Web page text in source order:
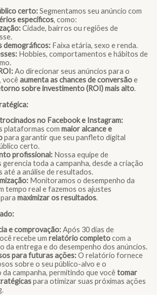
certo:Segmentamos seu anúncio com
específicos, como:
Cidade, bairros ou regiões de
demográficos: Faixa etária, sexo e renda.
Hobbies, comportamentos e hábitos de
Ao direcionar seus anúncios para o
vocêaumenta as chances de conversãoe
sobre investimento (ROI) mais alto.
no Facebook e Instagram:
plataformas com maior alcance e
para garantir que seu panfleto digital
certo.
profissional: Nossa equipe de
gerencia toda a campanha, desde a criação
até a análise de resultados.
Monitoramos o desempenho da
tempo real e fazemos os ajustes
maximizar os resultados.
e comprovação:Após 30 dias de
recebe um relatório completocom a
da entrega e do desempenho dos anúncios.
para futuras ações:O relatório fornece
sobre o seu público-alvo e o
da campanha, permitindo que vocêtomar
para otimizar suas próximas ações